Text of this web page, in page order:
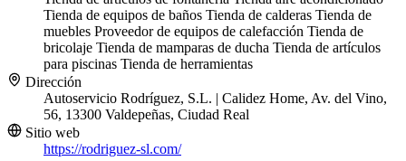
Tienda de equipos de baños Tienda de calderas Tienda de
muebles Proveedor de equipos de calefacción Tienda de
bricolaje Tienda de mamparas de ducha Tienda de artículos
para piscinas Tienda de herramientas
Dirección
Autoservicio Rodríguez, S.L. | Calidez Home, Av. del Vino,
56, 13300 Valdepeñas, Ciudad Real
Sitio web
https://rodriguez-sl.com/